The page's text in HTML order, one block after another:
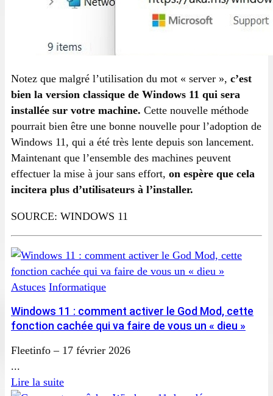
Notez que malgré l’utilisation du mot « server », c’est
bien la version classique de Windows 11 qui sera
installée sur votre machine. Cette nouvelle méthode
pourrait bien être une bonne nouvelle pour l’adoption de
Windows 11, qui a été très lente depuis son lancement.
Maintenant que l’ensemble des machines peuvent
effectuer la mise à jour sans effort, on espère que cela
incitera plus d’utilisateurs à l’installer.
SOURCE: WINDOWS 11
Astuces Informatique
Windows 11 : comment activer le God Mod, cette
fonction cachée qui va faire de vous un « dieu »
Fleetinfo – 17 février 2026
...
Lire la suite